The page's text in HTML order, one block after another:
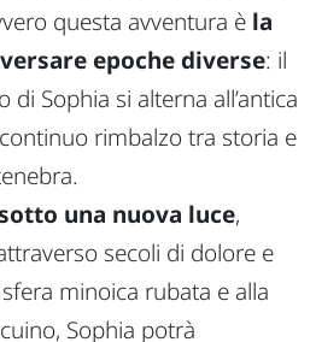
questa avventura è la
epoche diverse: il
Sophia si alterna all’antica
rimbalzo tra storia e
una nuova luce,
secoli di dolore e
minoica rubata e alla
Sophia potrà